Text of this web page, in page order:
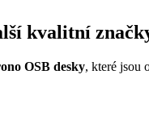
kvalitní
OSB desky, které jsou